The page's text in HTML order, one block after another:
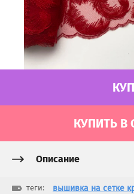
КУПИТЬ В
Описание
теги: вышивка на сетке